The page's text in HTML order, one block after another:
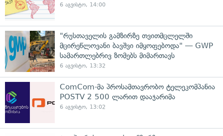
6 აგვისტო, 14:00
"რუსთაველის გამზირზე თვითმცლელში
მცირეწლოვანი ბავშვი იმყოფებოდა" — GWP
სამართლებრივ ზომებს მიმართავს
6 აგვისტო, 13:32
ComCom-მა პროსამთავრობო ტელეკომპანია
POSTV 2 500 ლარით დააჯარიმა
6 აგვისტო, 13:02